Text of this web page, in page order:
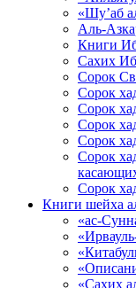
«Шу’аб
Аль-
Книги
Сахих
Сорок
Сорок
Сорок
Сорок
Сорок
Сорок
Сорок
Книги шейха
«ас-
«Сахих